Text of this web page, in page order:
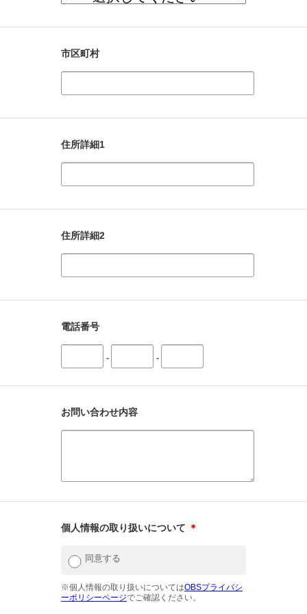
市区町村
住所詳細1
住所詳細2
電話番号
- -
お問い合わせ内容
個人情報の取り扱いについて ＊
同意する
※個人情報の取り扱いについてはOBSプライバシ
ーポリシーページでご確認ください。